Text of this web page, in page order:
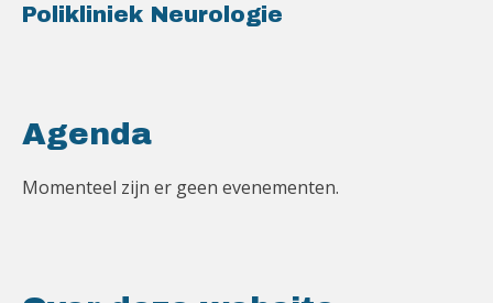
Polikliniek Neurologie
Agenda
Momenteel zijn er geen evenementen.